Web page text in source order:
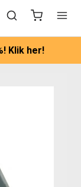
Klik her!